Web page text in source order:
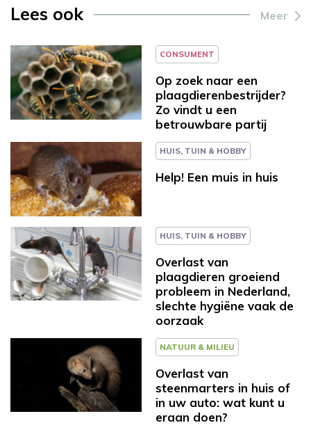
Lees ook Meer
CONSUMENT
Op zoek naar een
plaagdierenbestrijder?
Zo vindt u een
betrouwbare partij
HUIS, TUIN & HOBBY
Help! Een muis in huis
HUIS, TUIN & HOBBY
Overlast van
plaagdieren groeiend
probleem in Nederland,
slechte hygiëne vaak de
oorzaak
NATUUR & MILIEU
Overlast van
steenmarters in huis of
in uw auto: wat kunt u
eraan doen?